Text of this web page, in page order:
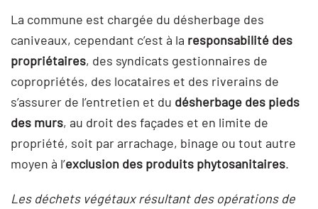
La commune est chargée du désherbage des
caniveaux, cependant c’est à la responsabilité des
propriétaires, des syndicats gestionnaires de
copropriétés, des locataires et des riverains de
s’assurer de l’entretien et du désherbage des pieds
des murs, au droit des façades et en limite de
propriété, soit par arrachage, binage ou tout autre
moyen à l’exclusion des produits phytosanitaires.
Les déchets végétaux résultant des opérations de